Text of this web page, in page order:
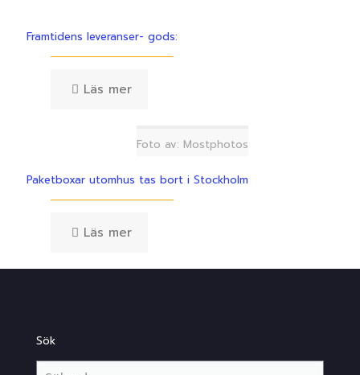
Framtidens leveranser- gods:
Läs mer
Foto av: Mostphotos
Paketboxar utomhus tas bort i Stockholm
Läs mer
Sök